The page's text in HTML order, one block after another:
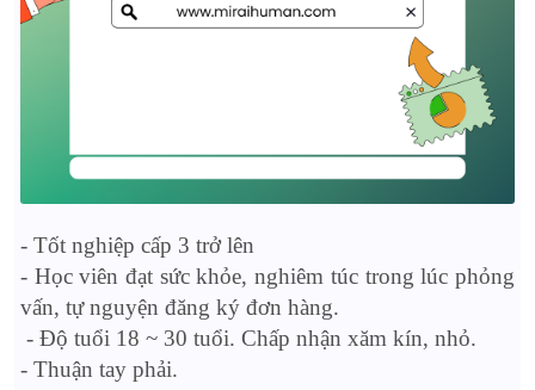
- Tốt nghiệp cấp 3 trở lên
- Học viên đạt sức khỏe, nghiêm túc trong lúc phỏng
vấn, tự nguyện đăng ký đơn hàng.
- Độ tuổi 18 ~ 30 tuổi. Chấp nhận xăm kín, nhỏ.
- Thuận tay phải.